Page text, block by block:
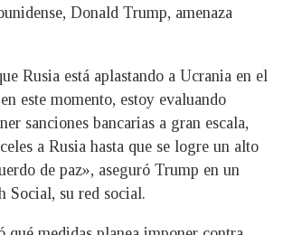
Donald Trump, amenaza
Rusia está aplastando a Ucrania en el
este momento, estoy evaluando
sanciones bancarias a gran escala,
a Rusia hasta que se logre un alto
de paz», aseguró Trump en un
Social, su red social.